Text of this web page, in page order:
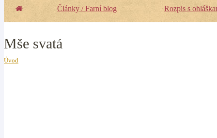
Články / Farní blog Rozpis s
Mše svatá
Úvod